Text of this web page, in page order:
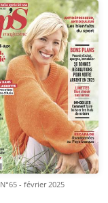
N°65 - février 2025